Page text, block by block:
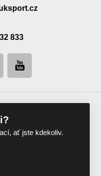
833
ať jste kdekoliv.